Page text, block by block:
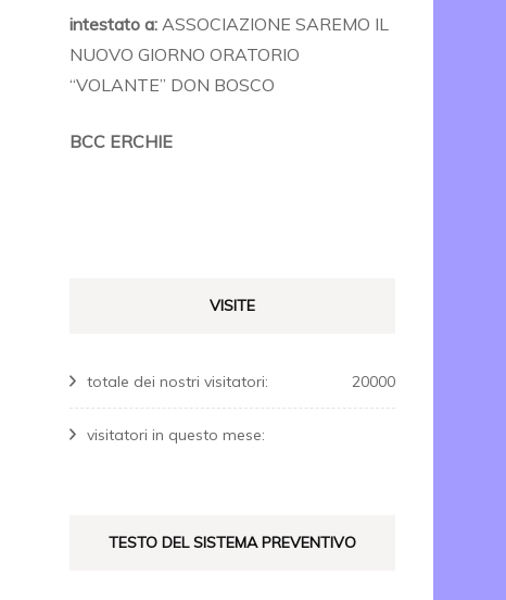
intestato a: ASSOCIAZIONE SAREMO IL
NUOVO GIORNO ORATORIO
“VOLANTE” DON BOSCO
BCC ERCHIE
VISITE
20000
totale dei nostri visitatori:
visitatori in questo mese:
TESTO DEL SISTEMA PREVENTIVO